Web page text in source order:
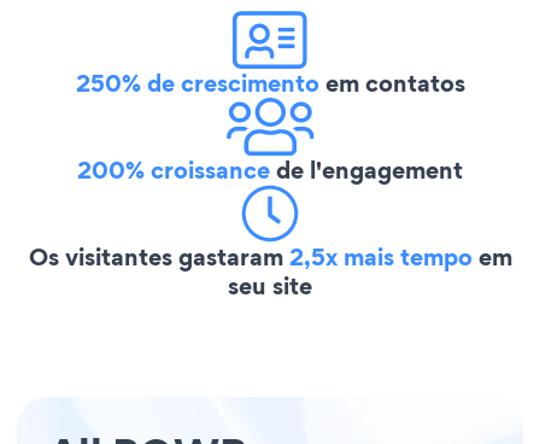
250% de crescimentoem contatos
200% croissancede l'engagement
Os visitantes gastaram2,5x mais tempoem
seu site